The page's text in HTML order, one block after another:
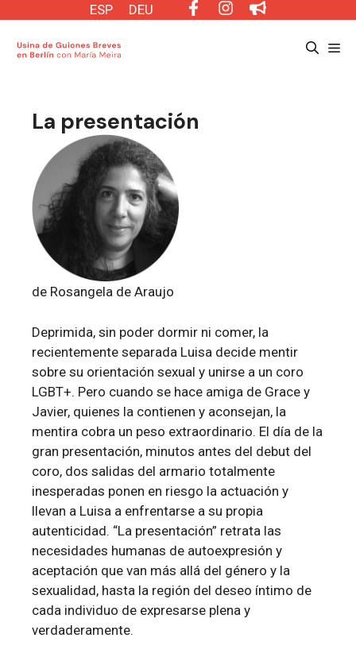
contenido
ESP DEU
La presentación
de Rosangela de Araujo
Deprimida, sin poder dormir ni comer, la
recientemente separada Luisa decide mentir
sobre su orientación sexual y unirse a un coro
LGBT+. Pero cuando se hace amiga de Grace y
Javier, quienes la contienen y aconsejan, la
mentira cobra un peso extraordinario. El día de la
gran presentación, minutos antes del debut del
coro, dos salidas del armario totalmente
inesperadas ponen en riesgo la actuación y
llevan a Luisa a enfrentarse a su propia
autenticidad. “La presentación” retrata las
necesidades humanas de autoexpresión y
aceptación que van más allá del género y la
sexualidad, hasta la región del deseo íntimo de
cada individuo de expresarse plena y
verdaderamente.